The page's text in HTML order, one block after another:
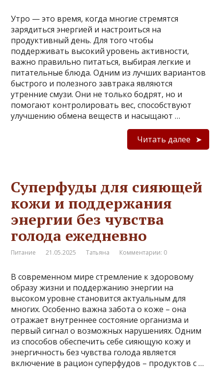
Утро — это время, когда многие стремятся
зарядиться энергией и настроиться на
продуктивный день. Для того чтобы
поддерживать высокий уровень активности,
важно правильно питаться, выбирая легкие и
питательные блюда. Одним из лучших вариантов
быстрого и полезного завтрака являются
утренние смузи. Они не только бодрят, но и
помогают контролировать вес, способствуют
улучшению обмена веществ и насыщают …
Читать далее
Суперфуды для сияющей
кожи и поддержания
энергии без чувства
голода ежедневно
Питание 21.05.2025 Татьяна Комментарии: 0
В современном мире стремление к здоровому
образу жизни и поддержанию энергии на
высоком уровне становится актуальным для
многих. Особенно важна забота о коже – она
отражает внутреннее состояние организма и
первый сигнал о возможных нарушениях. Одним
из способов обеспечить себе сияющую кожу и
энергичность без чувства голода является
включение в рацион суперфудов – продуктов с …